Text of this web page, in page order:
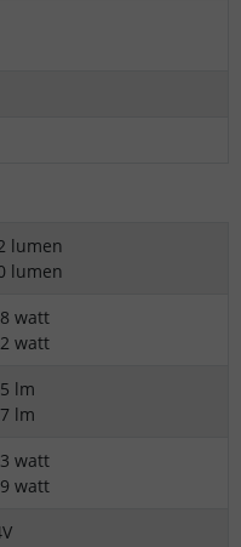
lumen
lumen
watt
watt
lm
lm
watt
watt